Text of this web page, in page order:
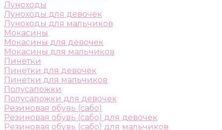
Луноходы
Луноходы для девочек
Луноходы для мальчиков
Мокасины
Мокасины для девочек
Мокасины для мальчиков
Пинетки
Пинетки для девочек
Пинетки для мальчиков
Полусапожки
Полусапожки для девочек
Резиновая обувь (сабо)
Резиновая обувь (сабо) для девочек
Резиновая обувь (сабо) для мальчиков